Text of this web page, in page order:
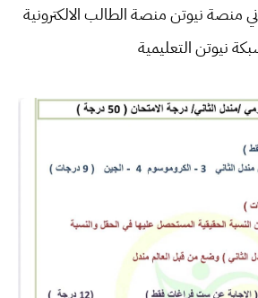
منصة نيوتن منصة الطالب الالكترونية
نيوتن التعليمية